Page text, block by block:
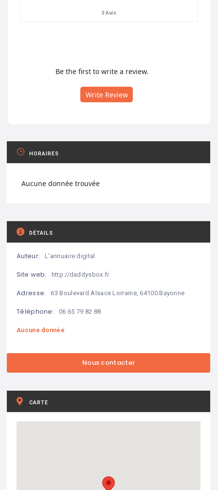
0 Avis
Be the first to write a review.
Write Review
HORAIRES
Aucune donnée trouvée
DÉTAILS
Auteur: L'annuaire digital
Site web: http://daddysbox.fr
Adresse: 63 Boulevard Alsace Lorraine, 64100 Bayonne
Téléphone: 06 65 79 82 88
Aucune donnée
CARTE